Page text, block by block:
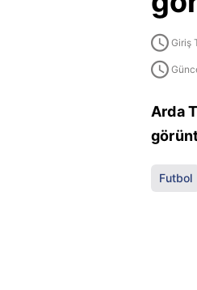
Giriş
Arda
Futbol